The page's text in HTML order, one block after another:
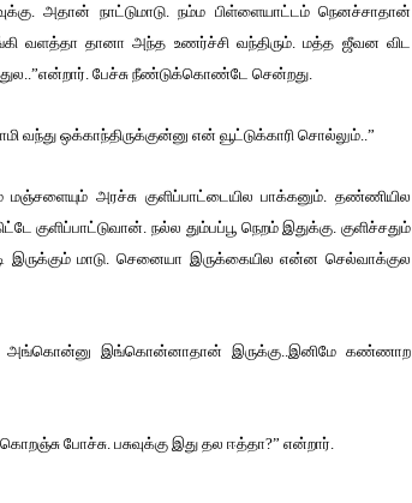
அதான் நாட்டுமாடு. நம்ம பிள்ளையாட்டம் நெனச்சாதான்
வளத்தா தானா அந்த உணர்ச்சி வந்திரும். மத்த ஜீவன விட
பேச்சு நீண்டுக்கொண்டே சென்றது.
வந்து ஒக்காந்திருக்குன்னு என் வூட்டுக்காரி சொல்லும்..”
மஞ்சளையும் அரச்சு குளிப்பாட்டையில பாக்கனும். தண்ணியில
குளிப்பாட்டுவான். நல்ல தும்பப்பூ நெறம் இதுக்கு. குளிச்சதும்
இருக்கும் மாடு. செனையா இருக்கையில என்ன செல்வாக்குல
அங்கொன்னு இங்கொன்னாதான் இருக்கு..இனிமே கண்ணாற
போச்சு. பசுவுக்கு இது தல ஈத்தா?” என்றார்.